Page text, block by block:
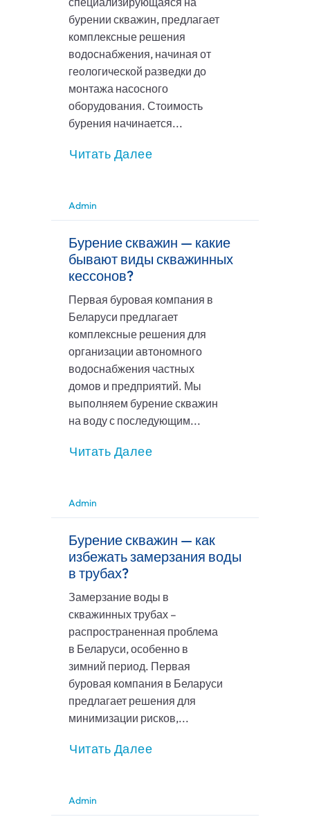
бурении скважин, предлагает
комплексные решения
водоснабжения, начиная от
геологической разведки до
монтажа насосного
оборудования. Стоимость
бурения начинается...
Читать Далее
Admin
Бурение скважин — какие
бывают виды скважинных
кессонов?
Первая буровая компания в
Беларуси предлагает
комплексные решения для
организации автономного
водоснабжения частных
домов и предприятий. Мы
выполняем бурение скважин
на воду с последующим...
Читать Далее
Admin
Бурение скважин — как
избежать замерзания воды
в трубах?
Замерзание воды в
скважинных трубах –
распространенная проблема
в Беларуси, особенно в
зимний период. Первая
буровая компания в Беларуси
предлагает решения для
минимизации рисков,...
Читать Далее
Admin